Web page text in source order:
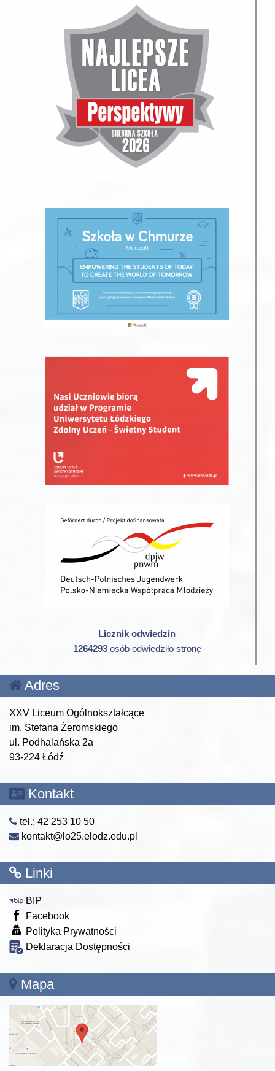
Licznik odwiedzin
1264293osób odwiedziło stronę
Adres
XXV Liceum Ogólnokształcące
im. Stefana Żeromskiego
ul. Podhalańska 2a
93-224 Łódź
Kontakt
tel.: 42 253 10 50
kontakt@lo25.elodz.edu.pl
Linki
BIP
Facebook
Polityka Prywatności
Deklaracja Dostępności
Mapa